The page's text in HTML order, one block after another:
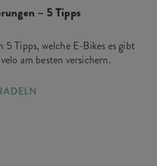
– 5 Tipps
5 Tipps, welche E-Bikes es gibt
am besten versichern.